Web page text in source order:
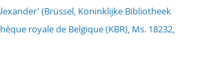
(Brüssel, Koninklijke Bibliotheek
royale de Belgique (KBR), Ms. 18232,